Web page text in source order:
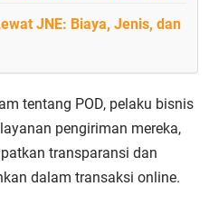
JNE: Biaya, Jenis, dan
tentang POD, pelaku bisnis
pengiriman mereka,
transparansi dan
dalam transaksi online.